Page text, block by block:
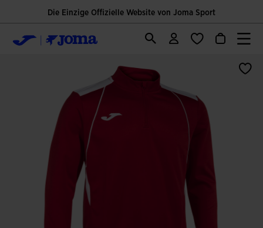
Die Einzige Offizielle Website von Joma Sport